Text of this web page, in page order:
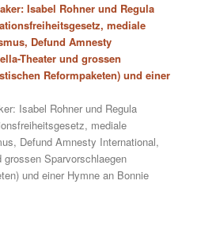
Isabel Rohner und Regula
mediale
Defund Amnesty
Theater und grossen
Reformpaketen) und einer
Isabel Rohner und Regula
mediale
Defund Amnesty International,
Sparvorschlaegen
und einer Hymne an Bonnie